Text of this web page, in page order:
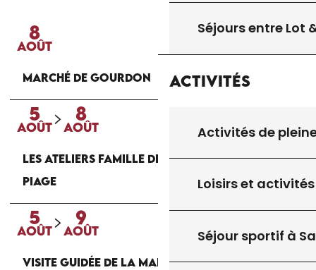
Séjours entre Lot
Activités
Activités de
Loisirs et activités
Séjour sportif à
8
AOÛT
MARCHÉ DE GOURDON
5
AOÛT
8
AOÛT
LES ATELIERS FAMILLE DE LA MAISON DU
PIAGE
5
AOÛT
9
AOÛT
VISITE GUIDÉE DE LA MAISON DU PIAGE À